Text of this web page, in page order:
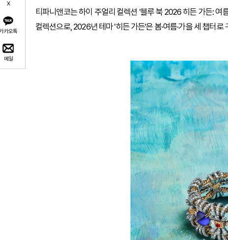
X
카오톡
메일
티파니앤코는 하이 주얼리 컬렉션 '블루 북 2026 히든 가든: 여
컬렉션으로, 2026년 테마 '히든 가든'은 봄·여름·가을 세 챕터로